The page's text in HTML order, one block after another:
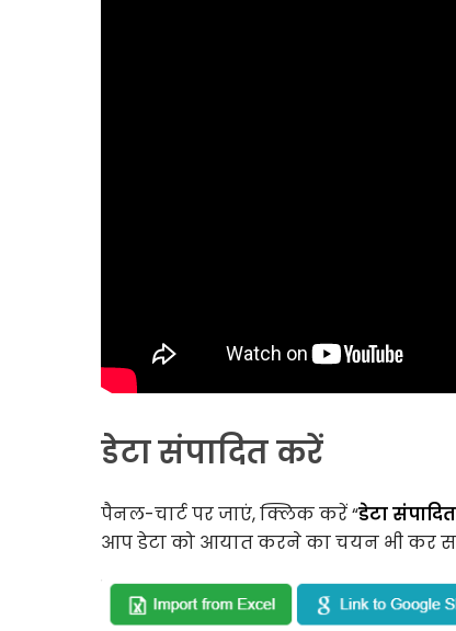
डेटा संपादित करें
पैनल-चार्ट पर जाएं, क्लिक करें “डेटा
आप डेटा को आयात करने का चयन भी कर